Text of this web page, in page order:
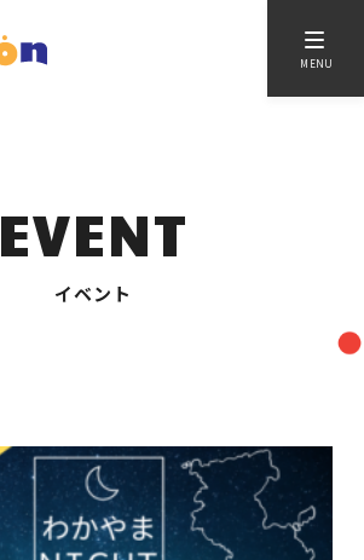
MENU
EVENT
イベント